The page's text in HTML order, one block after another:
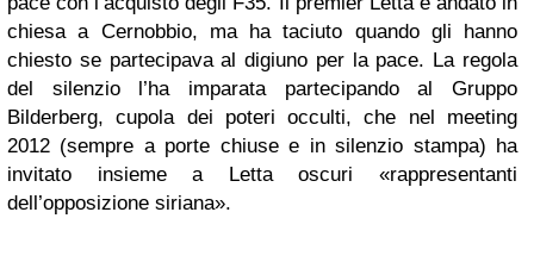
chiesa a Cernobbio, ma ha taciuto quando gli hanno
chiesto se partecipava al digiuno per la pace. La regola
del silenzio l’ha imparata partecipando al Gruppo
Bilderberg, cupola dei poteri occulti, che nel meeting
2012 (sempre a porte chiuse e in silenzio stampa) ha
invitato insieme a Letta oscuri «rappresentanti
dell’opposizione siriana».